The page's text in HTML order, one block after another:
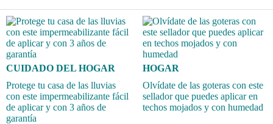
CUIDADO DEL HOGAR
Protege tu casa de las lluvias
con este impermeabilizante fácil
de aplicar y con 3 años de
garantía
HOGAR
Olvídate de las goteras con este
sellador que puedes aplicar en
techos mojados y con humedad